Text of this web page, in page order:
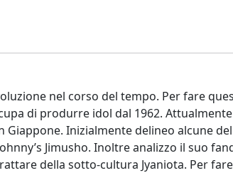
nel corso del tempo. Per fare
di produrre idol dal 1962.
Inizialmente delineo alcune
Jimusho. Inoltre analizzo il suo
della sotto-cultura Jyaniota. Per